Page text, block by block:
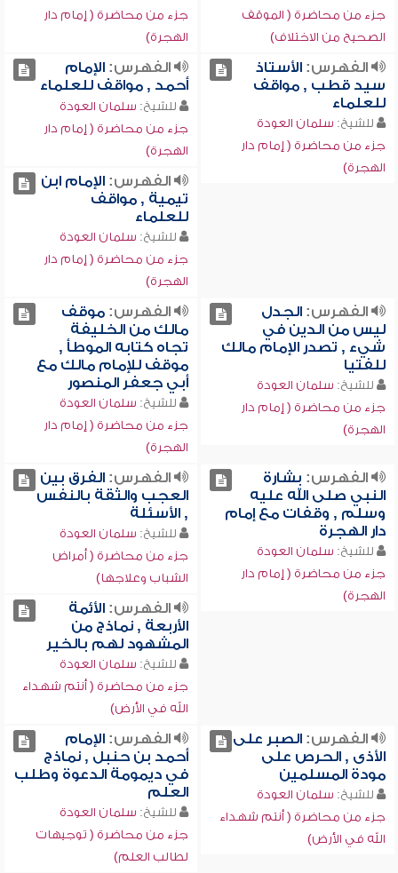
جزء من محاضرة ( الموقف
الصحيح من الاختلاف)
جزء من محاضرة ( إمام دار
الهجرة)
الفهرس:الأستاذ
سيد قطب , مواقف
للعلماء
للشيخ: سلمان العودة
جزء من محاضرة ( إمام دار
الهجرة)
الفهرس:الإمام
أحمد , مواقف للعلماء
للشيخ: سلمان العودة
جزء من محاضرة ( إمام دار
الهجرة)
الفهرس:الإمام ابن
تيمية , مواقف
للعلماء
للشيخ: سلمان العودة
جزء من محاضرة ( إمام دار
الهجرة)
الفهرس:الجدل
ليس من الدين في
شيء , تصدر الإمام مالك
للفتيا
للشيخ: سلمان العودة
جزء من محاضرة ( إمام دار
الهجرة)
الفهرس:موقف
مالك من الخليفة
تجاه كتابه الموطأ ,
موقف للإمام مالك مع
أبي جعفر المنصور
للشيخ: سلمان العودة
جزء من محاضرة ( إمام دار
الهجرة)
الفهرس: بشارة
النبي صلى الله عليه
وسلم , وقفات مع إمام
دار الهجرة
للشيخ: سلمان العودة
جزء من محاضرة ( إمام دار
الهجرة)
الفهرس:الفرق بين
العجب والثقة بالنفس
, الأسئلة
للشيخ: سلمان العودة
جزء من محاضرة ( أمراض
الشباب وعلاجها)
الفهرس:الأئمة
الأربعة , نماذج من
المشهود لهم بالخير
للشيخ: سلمان العودة
جزء من محاضرة ( أنتم شهداء
الله في الأرض)
الفهرس:الصبر على
الأذى , الحرص على
مودة المسلمين
للشيخ: سلمان العودة
جزء من محاضرة ( أنتم شهداء
الله في الأرض)
الفهرس:الإمام
أحمد بن حنبل , نماذج
في ديمومة الدعوة وطلب
العلم
للشيخ: سلمان العودة
جزء من محاضرة ( توجيهات
لطالب العلم)